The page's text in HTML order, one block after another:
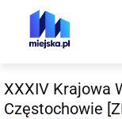
XXXIV Krajowa
Częstochowie